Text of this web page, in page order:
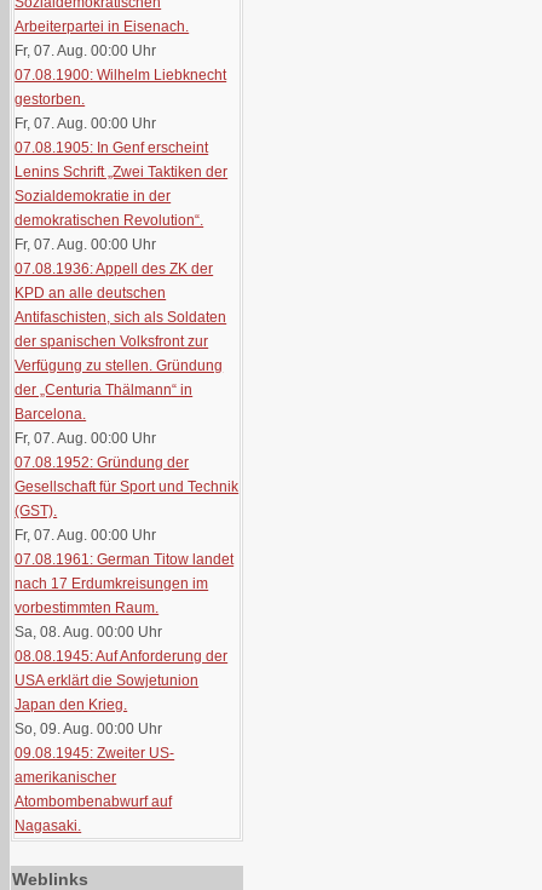
Arbeiterpartei in Eisenach.
Fr, 07. Aug. 00:00 Uhr
07.08.1900: Wilhelm Liebknecht
gestorben.
Fr, 07. Aug. 00:00 Uhr
07.08.1905: In Genf erscheint
Lenins Schrift „Zwei Taktiken der
Sozialdemokratie in der
demokratischen Revolution“.
Fr, 07. Aug. 00:00 Uhr
07.08.1936: Appell des ZK der
KPD an alle deutschen
Antifaschisten, sich als Soldaten
der spanischen Volksfront zur
Verfügung zu stellen. Gründung
der „Centuria Thälmann“ in
Barcelona.
Fr, 07. Aug. 00:00 Uhr
07.08.1952: Gründung der
Gesellschaft für Sport und Technik
(GST).
Fr, 07. Aug. 00:00 Uhr
07.08.1961: German Titow landet
nach 17 Erdumkreisungen im
vorbestimmten Raum.
Sa, 08. Aug. 00:00 Uhr
08.08.1945: Auf Anforderung der
USA erklärt die Sowjetunion
Japan den Krieg.
So, 09. Aug. 00:00 Uhr
09.08.1945: Zweiter US-
amerikanischer
Atombombenabwurf auf
Nagasaki.
Weblinks